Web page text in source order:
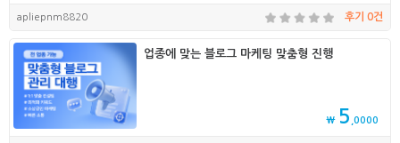
apliepnm8820 후기 0건
업종에 맞는 블로그 마케팅 맞춤형 진행
₩ 5 ,0000